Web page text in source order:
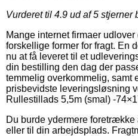
Vurderet til 4.9 ud af 5 stjerner
Mange internet firmaer
forskellige former for fragt. En
nu at få leveret til et
din bestilling den dag der
temmelig overkommelig, samt
prisbevidste leveringsløsning
Rullestillads 5,5m (smal) -
Du burde ydermere
eller til din arbejdsplads.